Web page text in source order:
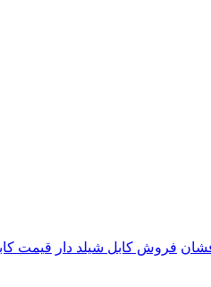
فروش کابل شیلد دار قیمت